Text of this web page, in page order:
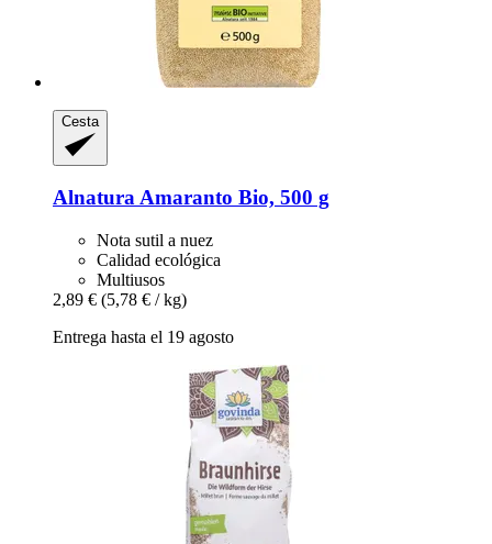
Cesta
AlnaturaAmaranto Bio, 500 g
Nota sutil a nuez
Calidad ecológica
Multiusos
2,89 € (5,78 € / kg)
Entrega hasta el 19 agosto